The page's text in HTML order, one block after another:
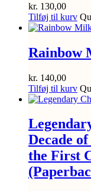
kr. 130,00
Tilføj til kurv
Rainbow
kr. 140,00
Tilføj til kurv
Decade
the First